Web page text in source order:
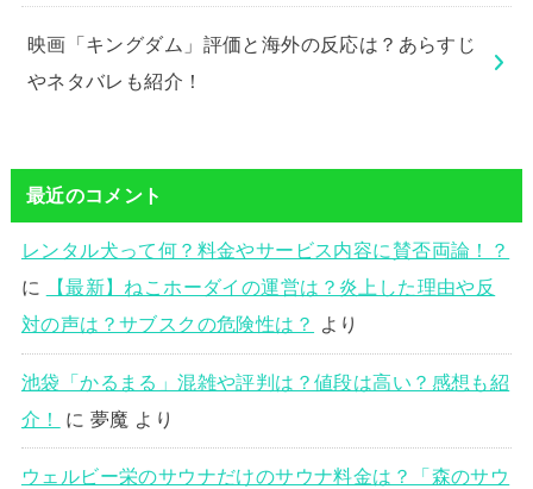
映画「キングダム」評価と海外の反応は？あらすじ
やネタバレも紹介！
最近のコメント
レンタル犬って何？料金やサービス内容に賛否両論！？
に
【最新】ねこホーダイの運営は？炎上した理由や反
対の声は？サブスクの危険性は？
より
池袋「かるまる」混雑や評判は？値段は高い？感想も紹
介！
に 夢魔 より
ウェルビー栄のサウナだけのサウナ料金は？「森のサウ